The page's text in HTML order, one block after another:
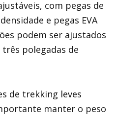
com pegas de
e pegas EVA
podem ser ajustados
polegadas de
de trekking leves
manter o peso